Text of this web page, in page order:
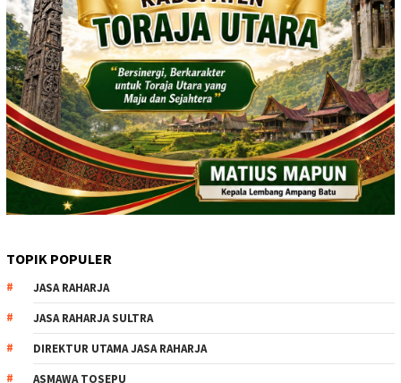
TOPIK POPULER
JASA RAHARJA
JASA RAHARJA SULTRA
DIREKTUR UTAMA JASA RAHARJA
ASMAWA TOSEPU